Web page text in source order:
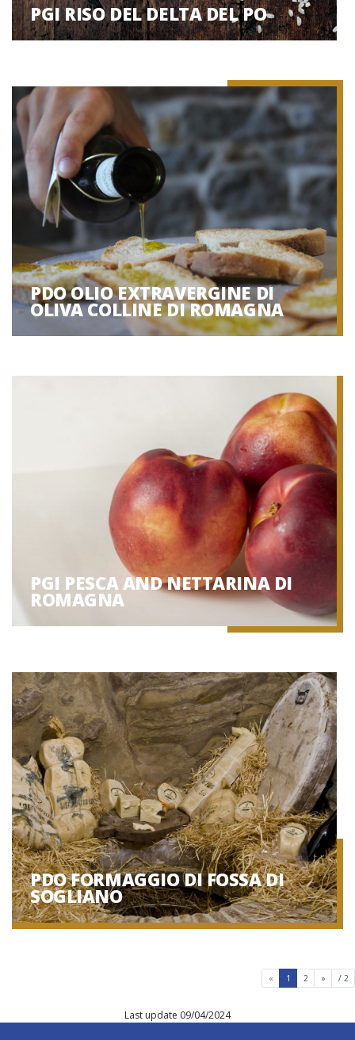
PGI RISO DEL DELTA DEL PO
PDO OLIO EXTRAVERGINE DI
OLIVA COLLINE DI ROMAGNA
PGI PESCA AND NETTARINA DI
ROMAGNA
PDO FORMAGGIO DI FOSSA DI
SOGLIANO
« 1 2 » / 2
Last update 09/04/2024